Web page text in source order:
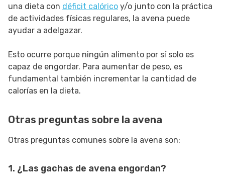
una dieta con déficit calórico y/o junto con la práctica
de actividades físicas regulares, la avena puede
ayudar a adelgazar.
Esto ocurre porque ningún alimento por sí solo es
capaz de engordar. Para aumentar de peso, es
fundamental también incrementar la cantidad de
calorías en la dieta.
Otras preguntas sobre la avena
Otras preguntas comunes sobre la avena son:
1. ¿Las gachas de avena engordan?